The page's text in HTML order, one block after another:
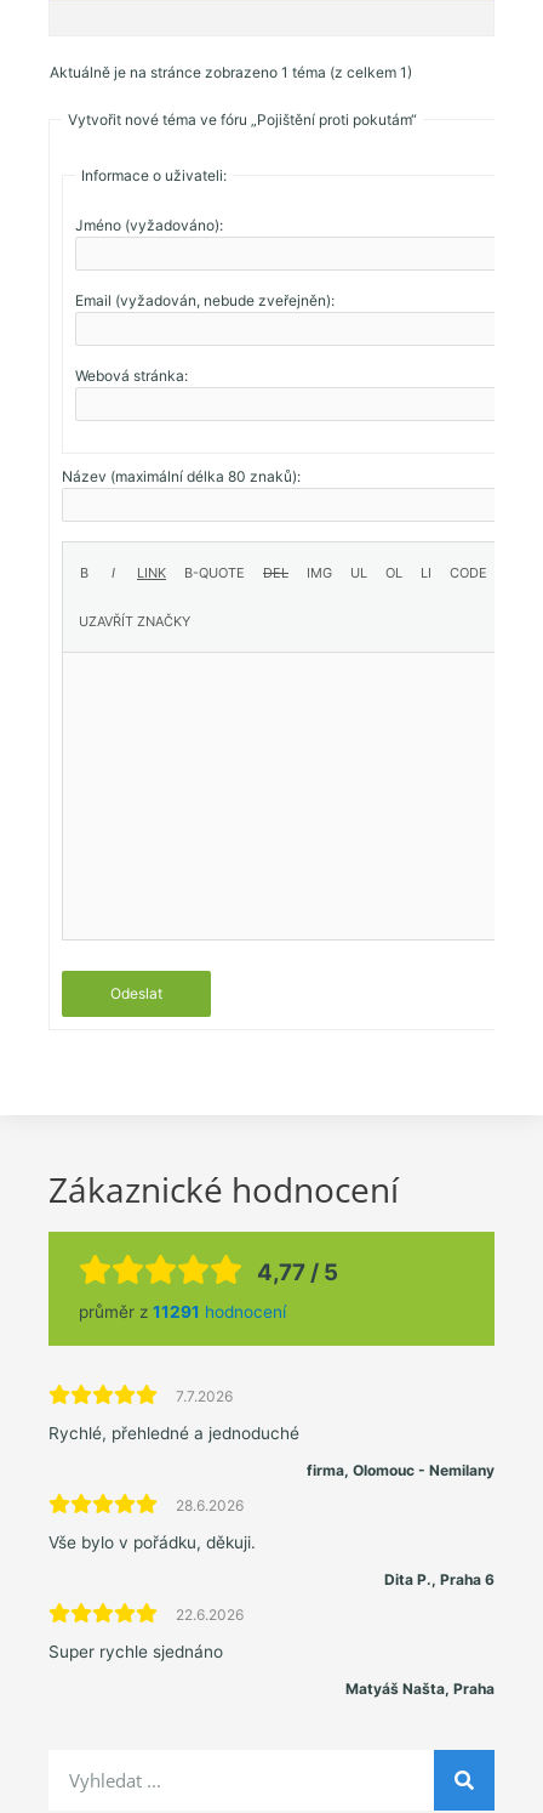
Aktuálně je na stránce zobrazeno 1 téma (z celkem 1)
Vytvořit nové téma ve fóru „Pojištění proti pokutám“
Informace o uživateli:
Jméno (vyžadováno):
Email (vyžadován, nebude zveřejněn):
Webová stránka:
Název (maximální délka 80 znaků):
Odeslat
Zákaznické hodnocení
4,77 / 5
průměr z 11291 hodnocení
7.7.2026
Rychlé, přehledné a jednoduché
firma, Olomouc - Nemilany
28.6.2026
Vše bylo v pořádku, děkuji.
Dita P., Praha 6
22.6.2026
Super rychle sjednáno
Matyáš Našta, Praha